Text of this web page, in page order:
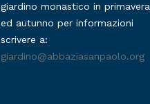
giardino monastico in primavera
ed autunno per informazioni
scrivere a:
giardino@abbaziasanpaolo.org